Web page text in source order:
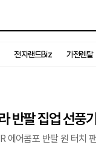
전자랜드Biz 가전렌탈
반팔 집업 선풍
에어콤포 반팔 원 터치